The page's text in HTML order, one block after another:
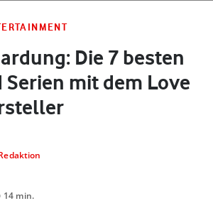
Die 7 besten
Serien mit dem Love
14 min.